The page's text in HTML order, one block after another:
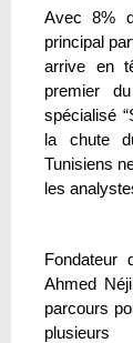
Avec 8%
principal
arrive en
premier
spécialisé
la chute
Tunisiens
les
Fondateur
Ahmed
parcours